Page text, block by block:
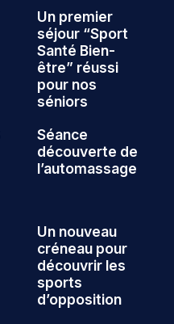
Un premier
séjour “Sport
Santé Bien-
être” réussi
pour nos
séniors
Séance
découverte de
l’automassage
Un nouveau
créneau pour
découvrir les
sports
d’opposition